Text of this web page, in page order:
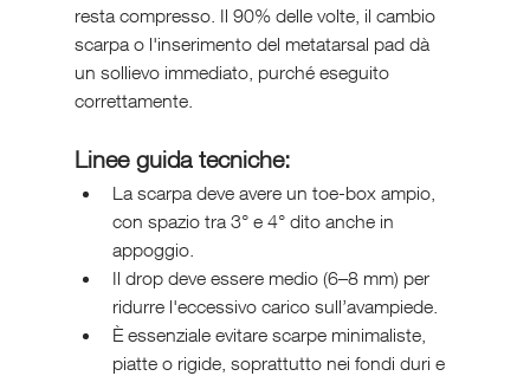
resta compresso. Il 90% delle volte, il cambio
scarpa o l'inserimento del metatarsal pad dà
un sollievo immediato, purché eseguito
correttamente.
Linee guida tecniche:
La scarpa deve avere un toe-box ampio,
con spazio tra 3° e 4° dito anche in
appoggio.
Il drop deve essere medio (6–8 mm) per
ridurre l'eccessivo carico sull’avampiede.
È essenziale evitare scarpe minimaliste,
piatte o rigide, soprattutto nei fondi duri e